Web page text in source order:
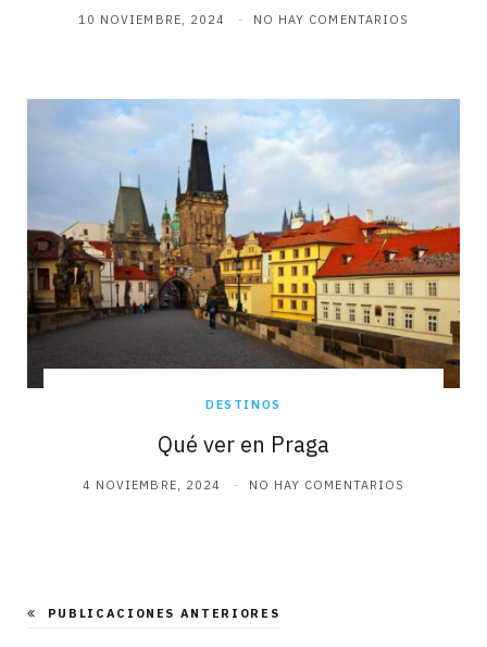
10 NOVIEMBRE, 2024 NO HAY COMENTARIOS
DESTINOS
Qué ver en Praga
4 NOVIEMBRE, 2024 NO HAY COMENTARIOS
PUBLICACIONES ANTERIORES